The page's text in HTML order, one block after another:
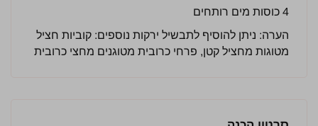
4 כוסות מים רותחים
הערה: ניתן להוסיף לתבשיל ירקות נוספים: קוביות חציל
מטוגות מחציל קטן, פרחי כרובית מטוגנים מחצי כרובית